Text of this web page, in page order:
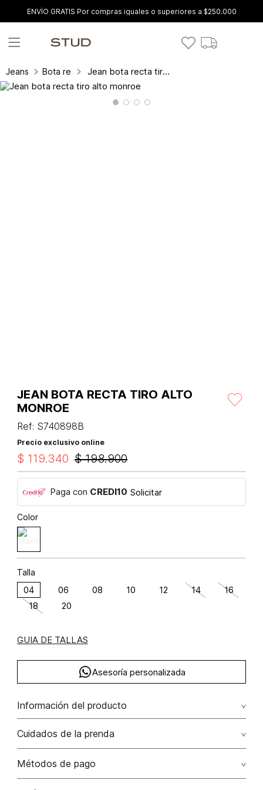
ENVÍO GRATIS Por compras iguales o superiores a $250.000
Jeans Bota recta Jean bota recta tiro alto monroe
JEAN BOTA RECTA TIRO ALTO
MONROE
Ref: S740898B
Precio exclusivo online
$ 198.900
$ 119.340
Paga con CREDI10 Solicitar
Color
Talla
04 06 08 10 12 14
16
18
20
GUIA DE TALLAS
Asesoría personalizada
Información del producto
algodón 98% elastano 2%
Cuidados de la prenda
Lavar con colores similares. no secar en máquina. los
Métodos de pago